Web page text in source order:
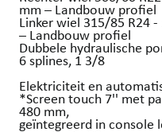
mm – Landbouw profiel
Linker wiel 315/85 R24
– Landbouw profiel
Dubbele hydraulische
6 splines, 1 3/8
Elektriciteit en
*Screen touch 7'' met
480 mm,
geïntegreerd in console